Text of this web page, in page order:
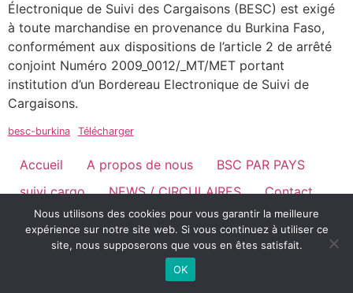
Électronique de Suivi des Cargaisons (BESC) est exigé
à toute marchandise en provenance du Burkina Faso,
conformément aux dispositions de l’article 2 de arrêté
conjoint Numéro 2009_0012/_MT/MET portant
institution d’un Bordereau Electronique de Suivi de
Cargaisons.
besc-burkina Télécharger
Accueil A propos de nous
BSC PAR PAYS
suivi cargo
NEWS / CIRCULAIRES
Contact
Langues
Nous utilisons des cookies pour vous garantir la meilleure
expérience sur notre site web. Si vous continuez à utiliser ce
site, nous supposerons que vous en êtes satisfait.
OK